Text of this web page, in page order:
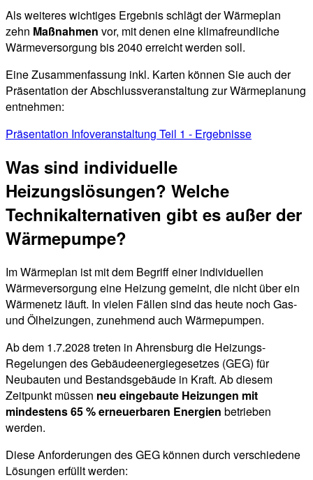
Als weiteres wichtiges Ergebnis schlägt der Wärmeplan
zehn Maßnahmen vor, mit denen eine klimafreundliche
Wärmeversorgung bis 2040 erreicht werden soll.
Eine Zusammenfassung inkl. Karten können Sie auch der
Präsentation der Abschlussveranstaltung zur Wärmeplanung
entnehmen:
Präsentation Infoveranstaltung Teil 1 - Ergebnisse
Was sind individuelle
Heizungslösungen? Welche
Technikalternativen gibt es außer der
Wärmepumpe?
Im Wärmeplan ist mit dem Begriff einer individuellen
Wärmeversorgung eine Heizung gemeint, die nicht über ein
Wärmenetz läuft. In vielen Fällen sind das heute noch Gas-
und Ölheizungen, zunehmend auch Wärmepumpen.
Ab dem 1.7.2028 treten in Ahrensburg die Heizungs-
Regelungen des Gebäudeenergiegesetzes (GEG) für
Neubauten und Bestandsgebäude in Kraft. Ab diesem
Zeitpunkt müssen neu eingebaute Heizungen mit
mindestens 65 % erneuerbaren Energien betrieben
werden.
Diese Anforderungen des GEG können durch verschiedene
Lösungen erfüllt werden: